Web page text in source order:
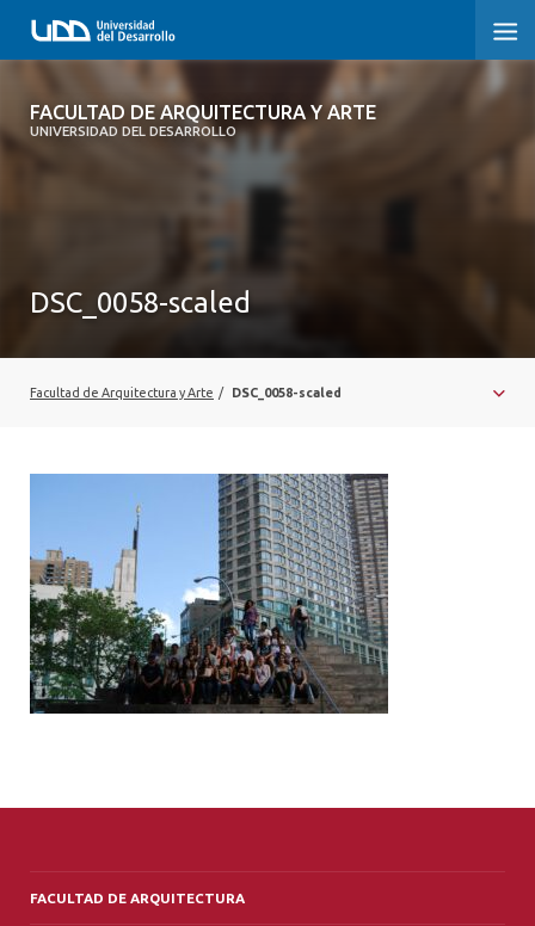
FACULTAD DE ARQUITECTURA Y ARTE
UNIVERSIDAD DEL DESARROLLO
FACULTAD DE ARQUITECTURA Y ARTE
VINCULACIÓN CON EL MEDIO
PLATAFORMA VUT
DSC_0058-scaled
Facultad de Arquitectura y Arte / DSC_0058-scaled
FACULTAD DE ARQUITECTURA